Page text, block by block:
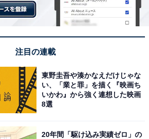
注目の連載
東野圭吾や湊かなえだけじゃな
い、「業と罪」を描く『映画ち
いかわ』から強く連想した映画
8選
20年間「駆け込み実績ゼロ」の